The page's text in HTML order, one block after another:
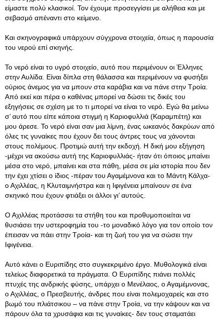
είμαστε πολύ κλασικοί. Τον έχουμε προσεγγίσει με αλήθεια και με
σεβασμό απέναντι στο κείμενο.
Και σκηνογραφικά υπάρχουν σύγχρονα στοιχεία, όπως η παρουσία
του νερού επί σκηνής.
Το νερό είναι το υγρό στοιχείο, αυτό που περιμένουν οι Έλληνες
στην Αυλίδα. Είναι δίπλα στη θάλασσα και περιμένουν να φυσήξει
ούριος άνεμος για να μπουν στα καράβια και να πάνε στην Τροία.
Από εκεί και πέρα ο καθένας μπορεί να δώσει τις δικές του
εξηγήσεις σε σχέση με το τι μπορεί να είναι το νερό. Εγώ θα μείνω
σ’ αυτό που είπε κάποια στιγμή η Καριοφυλλιά (Καραμπέτη) και
μου άρεσε. Το νερό είναι σαν μια λίμνη, ένας ωκεανός δακρύων από
όλες τις γυναίκες που έχουν δει τους άντρες τους να χάνονται
στους πολέμους. Προτιμώ αυτή την εκδοχή. Η δική μου εξήγηση
-μέχρι να ακούσω αυτή της Καριοφυλλιάς- ήταν ότι όποιος μπαίνει
μέσα στο νερό, μπαίνει και στα πάθη, μέσα σε μία ιστορία που δεν
την έχει χτίσει ο ίδιος -πέραν του Αγαμέμνονα και το Μάντη Κάλχα-
ο Αχιλλέας, η Κλυταιμνήστρα και η Ιφιγένεια μπαίνουν σε ένα
σκηνικό που έχουν φτιάξει οι άλλοι γι’ αυτούς.
Ο Αχιλλέας προτάσσει τα στήθη του και προθυμοποιείται να
θυσιάσει την υστεροφημία του -το μοναδικό λόγο για τον οποίο τον
έπεισαν να πάει στην Τροία- και τη ζωή του για να σώσει την
Ιφιγένεια.
Αυτό κάνει ο Ευριπίδης στο συγκεκριμένο έργο. Μυθολογικά είναι
τελείως διαφορετικά τα πράγματα. Ο Ευριπίδης πιάνει πολλές
πτυχές της ανδρικής φύσης, υπάρχει ο Μενέλαος, ο Αγαμέμνονας,
ο Αχιλλέας, ο Πρεσβευτής, άνδρες που είναι πολεμοχαρείς και στο
βωμό του πλιάτσικου – να πάνε στην Τροία, να την κάψουν και να
πάρουν όλα τα χρυσάφια και τις γυναίκες- δεν τους σταματάει